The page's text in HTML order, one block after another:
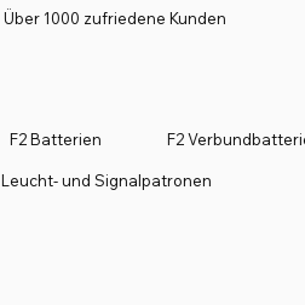
Über 1000 zufriedene Kunden
F2 Batterien F2
Leucht- und Signalpatronen